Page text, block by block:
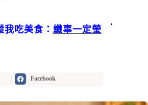
我吃美食： 纖辜一定瑩
Facebook